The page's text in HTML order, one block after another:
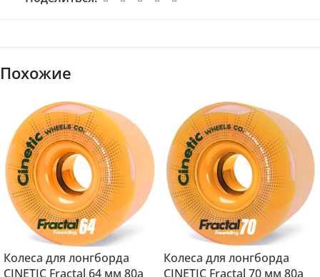
Похожие
Колеса для лонгборда
CINETIC Fractal 64 мм 80a
Колеса для лонгборда
CINETIC Fractal 70 мм 80a